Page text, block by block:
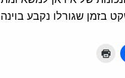
בזמן שגורלו נקבע